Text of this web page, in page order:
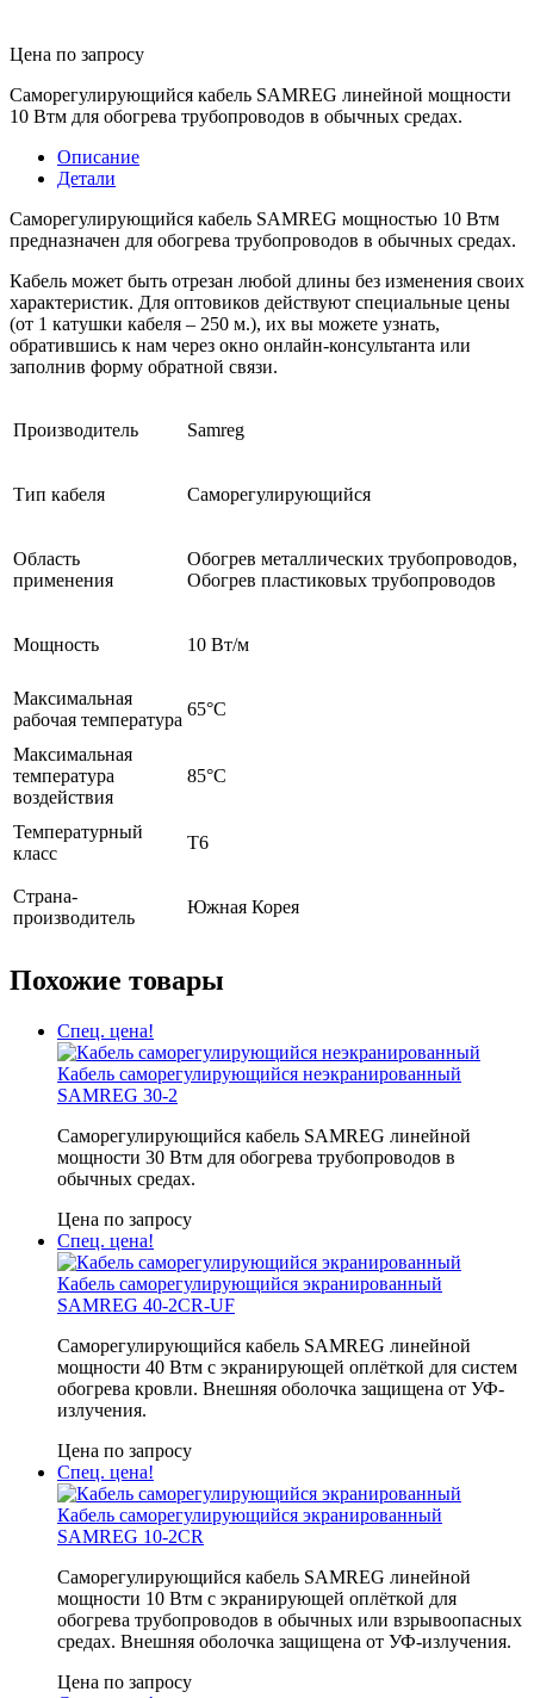
Цена по запросу
Саморегулирующийся кабель SAMREG линейной мощности
10 Втм для обогрева трубопроводов в обычных средах.
Описание
Детали
Саморегулирующийся кабель SAMREG мощностью 10 Втм
предназначен для обогрева трубопроводов в обычных средах.
Кабель может быть отрезан любой длины без изменения своих
характеристик. Для оптовиков действуют специальные цены
(от 1 катушки кабеля – 250 м.), их вы можете узнать,
обратившись к нам через окно онлайн-консультанта или
заполнив форму обратной связи.
Производитель Samreg
Тип кабеля Саморегулирующийся
Область
применения
Обогрев металлических трубопроводов,
Обогрев пластиковых трубопроводов
Мощность 10 Вт/м
Максимальная
рабочая температура
65°C
Максимальная
температура
воздействия
85°C
Температурный
класс
Т6
Страна-
производитель
Южная Корея
Похожие товары
Спец. цена!
Кабель саморегулирующийся неэкранированный
SAMREG 30-2
Саморегулирующийся кабель SAMREG линейной
мощности 30 Втм для обогрева трубопроводов в
обычных средах.
Цена по запросу
Спец. цена!
Кабель саморегулирующийся экранированный
SAMREG 40-2CR-UF
Саморегулирующийся кабель SAMREG линейной
мощности 40 Втм с экранирующей оплёткой для систем
обогрева кровли. Внешняя оболочка защищена от УФ-
излучения.
Цена по запросу
Спец. цена!
Кабель саморегулирующийся экранированный
SAMREG 10-2CR
Саморегулирующийся кабель SAMREG линейной
мощности 10 Втм с экранирующей оплёткой для
обогрева трубопроводов в обычных или взрывоопасных
средах. Внешняя оболочка защищена от УФ-излучения.
Цена по запросу